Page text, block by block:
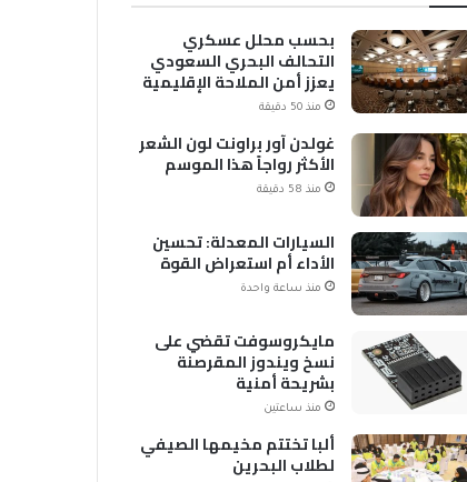
بحسب محلل عسكري
التحالف البحري السعودي
يعزز أمن الملاحة الإقليمية
والدولية
منذ 50 دقيقة
غولدن آور براونت لون الشعر
الأكثر رواجاً هذا الموسم
منذ 58 دقيقة
السيارات المعدلة: تحسين
الأداء أم استعراض القوة
منذ ساعة واحدة
مايكروسوفت تقضي على
نسخ ويندوز المقرصنة
بشريحة أمنية
منذ ساعتين
ألبا تختتم مخيمها الصيفي
لطلاب البحرين